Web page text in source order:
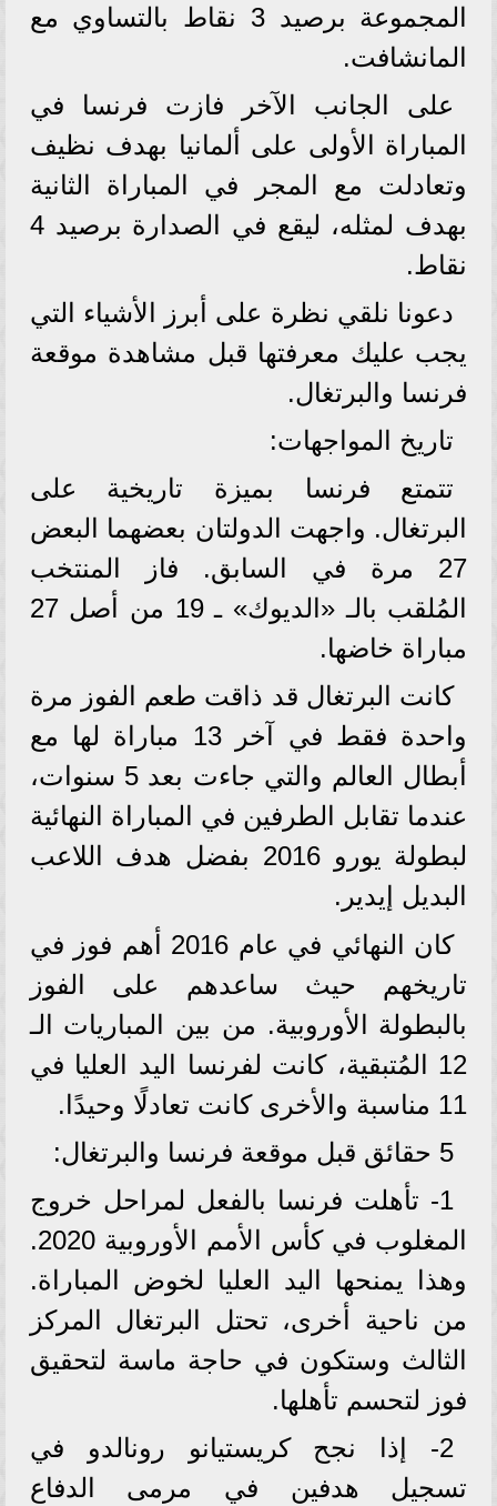
المجموعة برصيد 3 نقاط بالتساوي مع
المانشافت.
على الجانب الآخر فازت فرنسا في
المباراة الأولى على ألمانيا بهدف نظيف
وتعادلت مع المجر في المباراة الثانية
بهدف لمثله، ليقع في الصدارة برصيد 4
نقاط.
دعونا نلقي نظرة على أبرز الأشياء التي
يجب عليك معرفتها قبل مشاهدة موقعة
فرنسا والبرتغال.
تاريخ المواجهات:
تتمتع فرنسا بميزة تاريخية على
البرتغال. واجهت الدولتان بعضهما البعض
27 مرة في السابق. فاز المنتخب
المُلقب بالـ «الديوك» ـ 19 من أصل 27
مباراة خاضها.
كانت البرتغال قد ذاقت طعم الفوز مرة
واحدة فقط في آخر 13 مباراة لها مع
أبطال العالم والتي جاءت بعد 5 سنوات،
عندما تقابل الطرفين في المباراة النهائية
لبطولة يورو 2016 بفضل هدف اللاعب
البديل إيدير.
كان النهائي في عام 2016 أهم فوز في
تاريخهم حيث ساعدهم على الفوز
بالبطولة الأوروبية. من بين المباريات الـ
12 المُتبقية، كانت لفرنسا اليد العليا في
11 مناسبة والأخرى كانت تعادلًا وحيدًا.
5 حقائق قبل موقعة فرنسا والبرتغال:
1- تأهلت فرنسا بالفعل لمراحل خروج
المغلوب في كأس الأمم الأوروبية 2020.
وهذا يمنحها اليد العليا لخوض المباراة.
من ناحية أخرى، تحتل البرتغال المركز
الثالث وستكون في حاجة ماسة لتحقيق
فوز لتحسم تأهلها.
2- إذا نجح كريستيانو رونالدو في
تسجيل هدفين في مرمى الدفاع